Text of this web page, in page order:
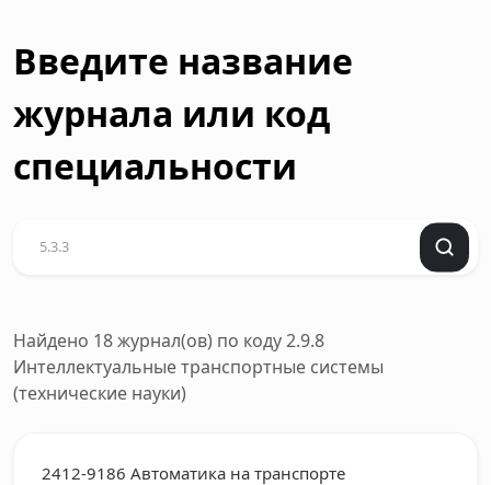
Введите название
журнала или код
специальности
Найдено 18 журнал(ов) по коду 2.9.8
Интеллектуальные транспортные системы
(технические науки)
2412-9186 Автоматика на транспорте